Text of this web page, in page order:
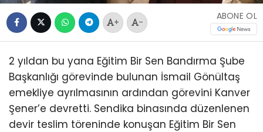
+ -
ABONE OL
2 yıldan bu yana Eğitim Bir Sen Bandırma Şube
Başkanlığı görevinde bulunan İsmail Gönültaş
emekliye ayrılmasının ardından görevini Kanver
Şener’e devretti. Sendika binasında düzenlenen
devir teslim töreninde konuşan Eğitim Bir Sen